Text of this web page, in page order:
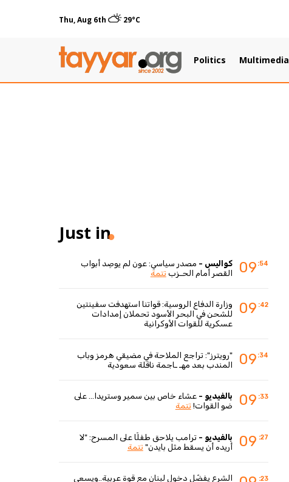
Thu, Aug 6th 29°C
Politics Multimedia
Just in
09 :54 كواليس - مصدر سياسي: عون لم يوصِد أبواب
القصر أمام الحـزبتتمة
09 :42
وزارة الدفاع الروسية: قواتنا استهدفت سفينتين
للشحن في البحر الأسود تحملان إمدادات
عسكرية للقوات الأوكرانية
09 :34
"رويترز": تراجع الملاحة في مضيقي هرمز وباب
المندب بعد مهـ ـاجمة ناقلة سعودية
09 :33 بالفيديو - عشاء خاص بين سمير وستريدا... على
ضو القوات!تتمة
09 :27 بالفيديو -ترامب يلاحق طفلًا على المسرح: "لا
أريده أن يسقط مثل بايدن"تتمة
:23
الشرع يفضّل دخول لبنان مع قوة عربية..ويسعى